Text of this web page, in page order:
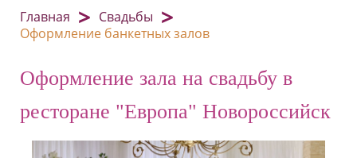
Главная
Свадьбы
Оформление банкетных залов
Оформление зала на свадьбу в
ресторане "Европа" Новороссийск